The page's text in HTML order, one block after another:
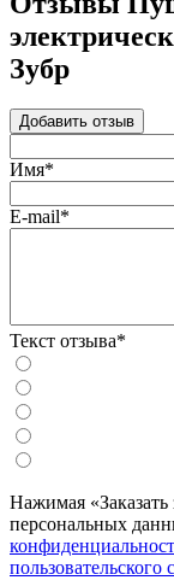
Зубр
Добавить отзыв
Имя*
E-mail*
Текст отзыва*
Нажимая «Заказать
персональных
пользовательского